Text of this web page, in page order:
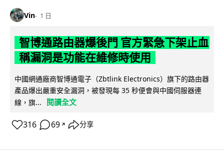
Vin 1 日
智博通路由器爆後門 官方緊急下架止血
稱漏洞是功能在維修時使用
中國網通廠商智博通電子（Zbtlink Electronics）旗下的路由器
產品爆出嚴重安全漏洞，被發現每 35 秒便會與中國伺服器連
線，旗...
閱讀全文
316 69 ↗ 分享